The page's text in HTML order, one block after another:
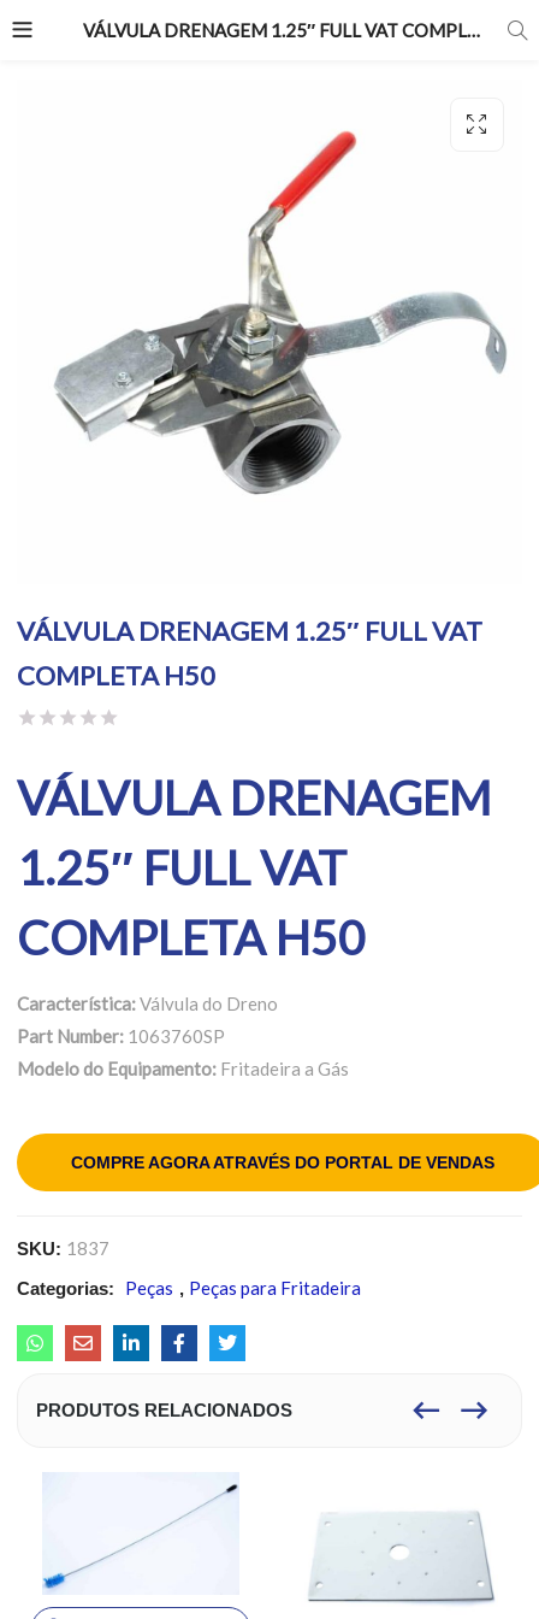
VÁLVULA DRENAGEM 1.25″ FULL VAT COMPLETA H50
VÁLVULA DRENAGEM 1.25″ FULL VAT
COMPLETA H50
VÁLVULA DRENAGEM
1.25″ FULL VAT
COMPLETA H50
Característica:Válvula do Dreno
Part Number: 1063760SP
Modelo do Equipamento: Fritadeira a Gás
COMPRE AGORA ATRAVÉS DO PORTAL DE VENDAS
SKU: 1837
Categorias: Peças , Peças para Fritadeira
PRODUTOS RELACIONADOS